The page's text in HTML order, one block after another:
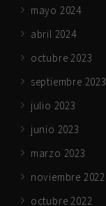
mayo 2024
abril 2024
octubre 2023
septiembre 2023
julio 2023
junio 2023
marzo 2023
noviembre 2022
octubre 2022